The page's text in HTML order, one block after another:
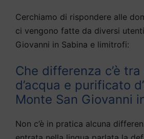
Cerchiamo di rispondere alle
ci vengono fatte da diversi
Giovanni in Sabina e limitrofi:
Che differenza c’è
d’acqua e purificato
Monte San Giovanni
Non c’è in pratica alcuna